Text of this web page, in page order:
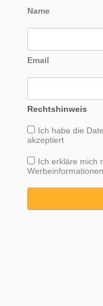
Name
Email
Rechtshinweis
Ich habe die
akzeptiert
Ich erkläre mich